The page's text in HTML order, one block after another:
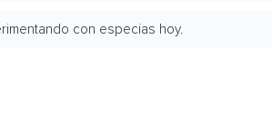
con especias hoy.